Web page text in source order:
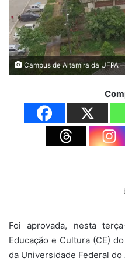
Campus de Altamira da UFPA
Foi aprovada, nesta
Educação e Cultura (CE)
da Universidade Federal do